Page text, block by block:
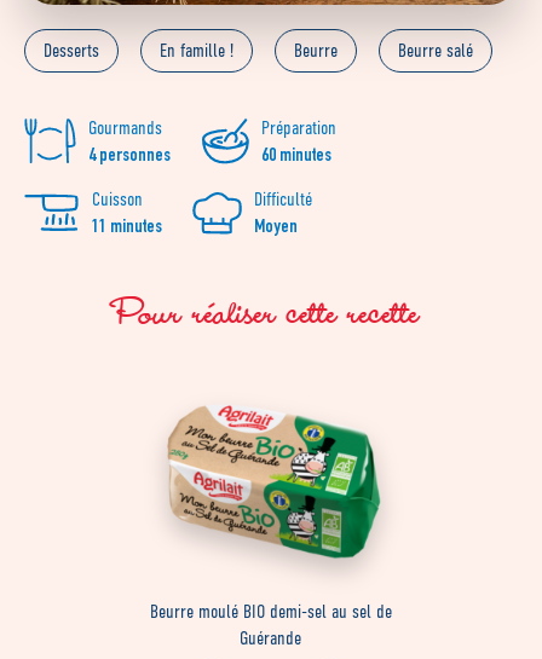
Desserts En famille ! Beurre Beurre salé
Gourmands
4 personnes
Préparation
60 minutes
Cuisson
11 minutes
Difficulté
Moyen
Pour réaliser cette recette
Beurre moulé BIO demi-sel au sel de
Guérande